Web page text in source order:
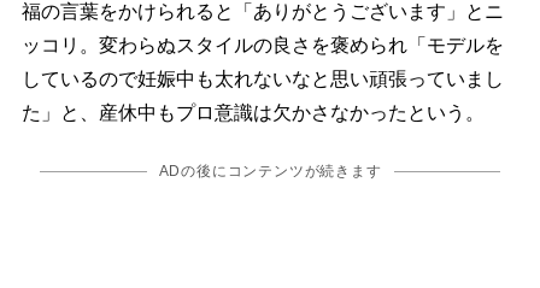
福の言葉をかけられると「ありがとうございます」とニ
ッコリ。変わらぬスタイルの良さを褒められ「モデルを
しているので妊娠中も太れないなと思い頑張っていまし
た」と、産休中もプロ意識は欠かさなかったという。
ADの後にコンテンツが続きます